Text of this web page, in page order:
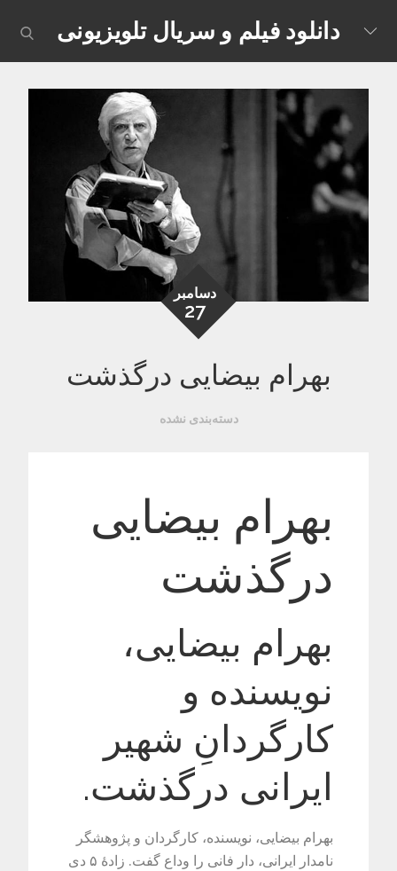
content
دانلود فیلم و سریال تلویزیونی
دسامبر
27
بهرام بیضایی درگذشت
دسته‌بندی نشده
بهرام بیضایی
درگذشت
بهرام بیضایی،
نویسنده و
کارگردانِ شهیر
ایرانی درگذشت.
بهرام بیضایی، نویسنده، کارگردان و پژوهشگر
نامدار ایرانی، دار فانی را وداع گفت. زادهٔ ۵ دی